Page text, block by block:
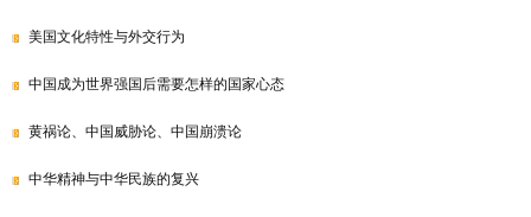
美国文化特性与外交行为
中国成为世界强国后需要怎样的国家心态
黄祸论、中国威胁论、中国崩溃论
中华精神与中华民族的复兴